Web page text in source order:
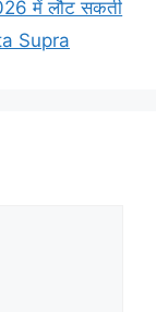
में लौट सकती
Supra